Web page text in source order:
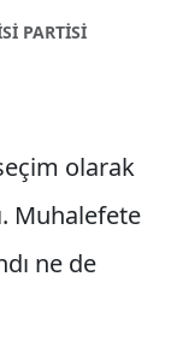
PARTISI
olarak
Muhalefete
ne de